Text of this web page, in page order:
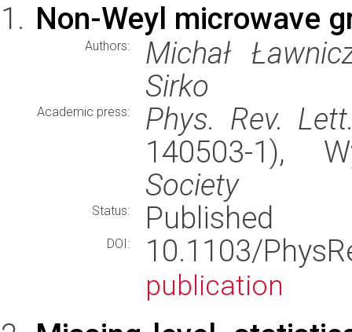
Non-Weyl microwave
Authors:
Michał
Sirko
Academic press:
Phys. Rev.
140503-1),
Society
Status: Published
DOI: 10.1103/
publication